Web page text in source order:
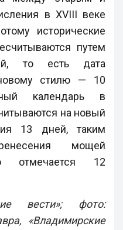
в XVIII веке
исторические
путем
то есть дата
стилю — 10
календарь в
на новый
13 дней, таким
мощей
отмечается 12
вести»; фото:
«Владимирские